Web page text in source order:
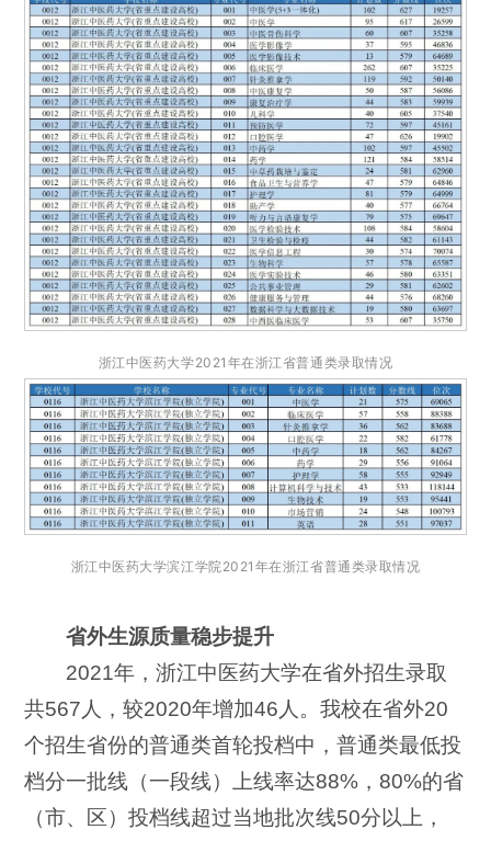
浙江中医药大学2021年在浙江省普通类录取情况
浙江中医药大学滨江学院2021年在浙江省普通类录取情况
省外生源质量稳步提升
2021年，浙江中医药大学在省外招生录取
共567人，较2020年增加46人。我校在省外20
个招生省份的普通类首轮投档中，普通类最低投
档分一批线（一段线）上线率达88%，80%的省
（市、区）投档线超过当地批次线50分以上，